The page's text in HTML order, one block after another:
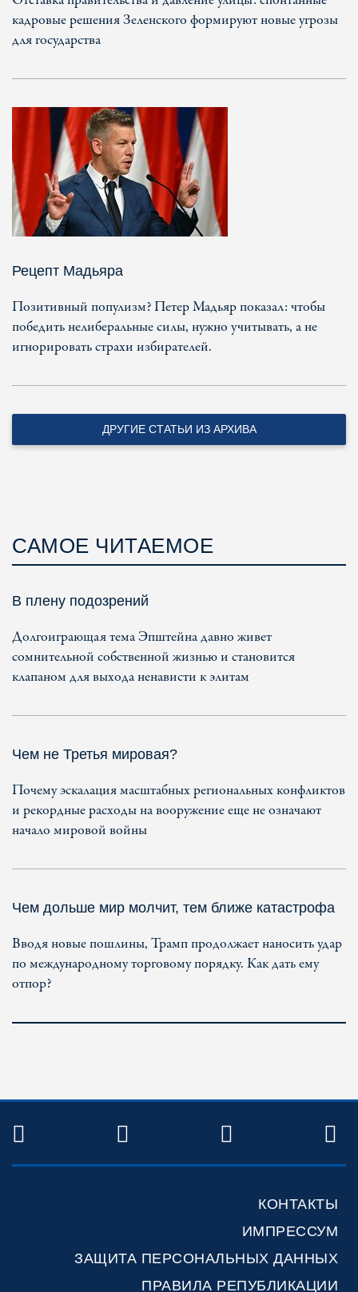
кадровые решения Зеленского формируют новые угрозы
для государства
Рецепт Мадьяра
Позитивный популизм? Петер Мадьяр показал: чтобы
победить нелиберальные силы, нужно учитывать, а не
игнорировать страхи избирателей.
ДРУГИЕ СТАТЬИ ИЗ АРХИВА
САМОЕ ЧИТАЕМОЕ
В плену подозрений
Долгоиграющая тема Эпштейна давно живет
сомнительной собственной жизнью и становится
клапаном для выхода ненависти к элитам
Чем не Третья мировая?
Почему эскалация масштабных региональных конфликтов
и рекордные расходы на вооружение еще не означают
начало мировой войны
Чем дольше мир молчит, тем ближе катастрофа
Вводя новые пошлины, Трамп продолжает наносить удар
по международному торговому порядку. Как дать ему
отпор?
TWITTER FACEBOOKYOUTUBE
КОНТАКТЫ
ИМПРЕССУМ
ЗАЩИТА ПЕРСОНАЛЬНЫХ ДАННЫХ
ПРАВИЛА РЕПУБЛИКАЦИИ